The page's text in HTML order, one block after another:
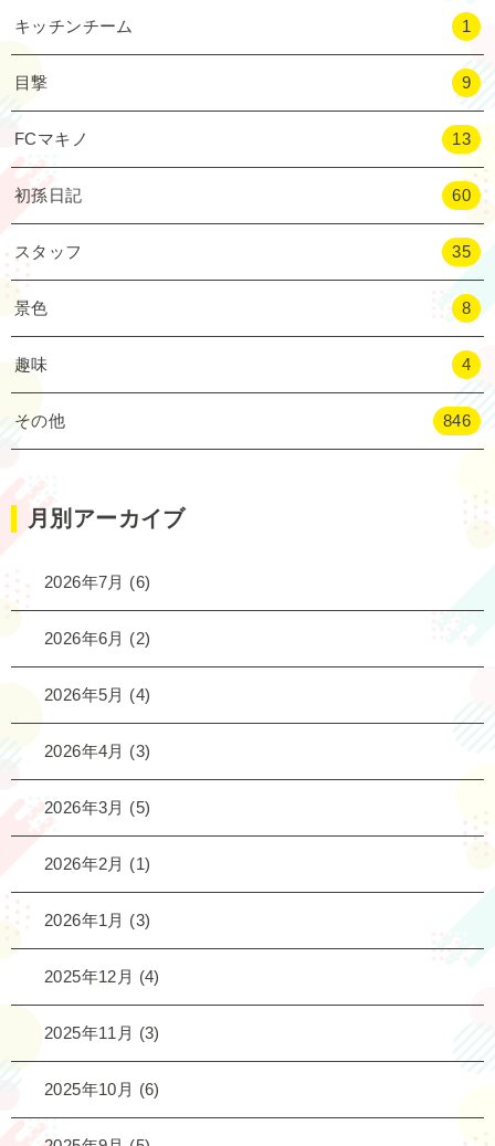
キッチンチーム 1
目撃 9
FCマキノ 13
初孫日記 60
スタッフ 35
景色 8
趣味 4
その他 846
月別アーカイブ
2026年7月 (6)
2026年6月 (2)
2026年5月 (4)
2026年4月 (3)
2026年3月 (5)
2026年2月 (1)
2026年1月 (3)
2025年12月 (4)
2025年11月 (3)
2025年10月 (6)